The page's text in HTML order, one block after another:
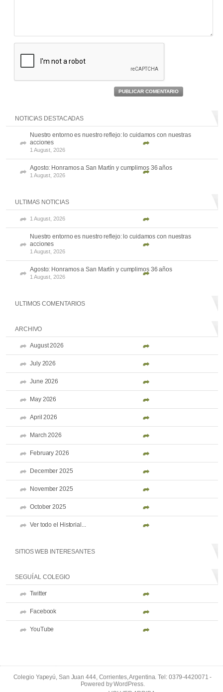
PUBLICAR COMENTARIO
NOTICIAS DESTACADAS
Nuestro entorno es nuestro reflejo: lo cuidamos con nuestras
acciones
1 August, 2026
Agosto: Honramos a San Martín y cumplimos 36 años
1 August, 2026
ULTIMAS NOTICIAS
1 August, 2026
Nuestro entorno es nuestro reflejo: lo cuidamos con nuestras
acciones
1 August, 2026
Agosto: Honramos a San Martín y cumplimos 36 años
1 August, 2026
ULTIMOS COMENTARIOS
ARCHIVO
August 2026
July 2026
June 2026
May 2026
April 2026
March 2026
February 2026
December 2025
November 2025
October 2025
Ver todo el Historial...
SITIOS WEB INTERESANTES
SEGUÍ AL COLEGIO
Twitter
Facebook
YouTube
Colegio Yapeyú, San Juan 444, Corrientes, Argentina. Tel: 0379-4420071 -
Powered byWordPress.